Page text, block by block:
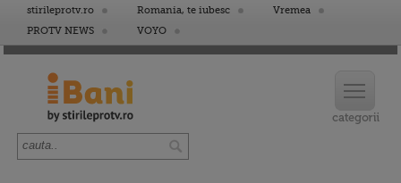
stirileprotv.ro Romania, te iubesc
Vremea
PROTV NEWS
VOYO